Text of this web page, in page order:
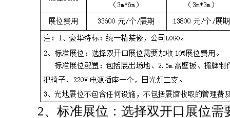
2、标准展位：选择双开口展位需